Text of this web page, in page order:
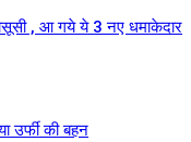
, आ गये ये 3 नए धमाकेदार
उर्फी की बहन